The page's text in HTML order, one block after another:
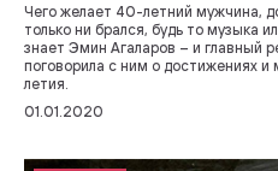
Чего желает 40-летний мужчина,
только ни брался, будь то музыка
знает Эмин Агаларов – и главный
поговорила с ним о достижениях
летия.
01.01.2020